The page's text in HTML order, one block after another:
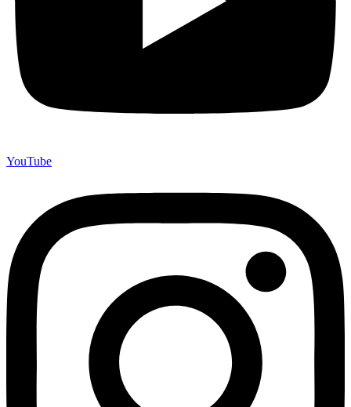
YouTube